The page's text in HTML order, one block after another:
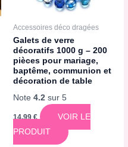
Accessoires déco dragées
Galets de verre
décoratifs 1000 g – 200
pièces pour mariage,
baptême, communion et
décoration de table
Note 4.2sur 5
14,99 €
VOIR LE
PRODUIT